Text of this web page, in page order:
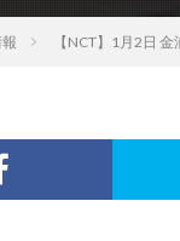
【NCT】1月2日